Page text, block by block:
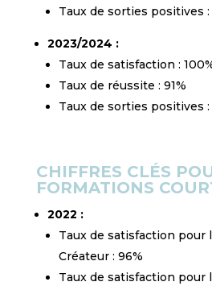
Taux de sorties positives :
2023/2024 :
Taux de satisfaction :
Taux de réussite : 91%
Taux de sorties positives :
CHIFFRES CLÉS
FORMATIONS
2022 :
Taux de satisfaction pour
Créateur : 96%
Taux de satisfaction pour